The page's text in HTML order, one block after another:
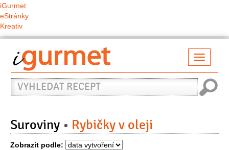
iGurmet
eStránky
Kreativ
Vyhledat
recept
Suroviny Rybičky v oleji
Zobrazit podle: